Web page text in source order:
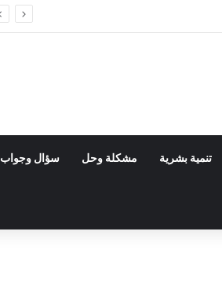
تنمية بشرية مشكلة وحل سؤال وجواب